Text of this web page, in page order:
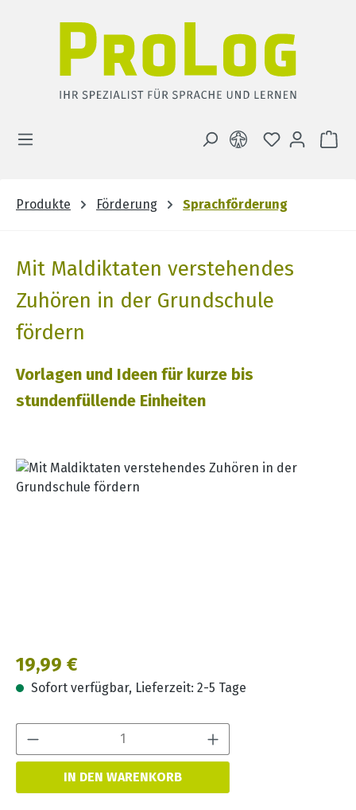
DU HAST 0
Produkte Förderung Sprachförderung
Mit Maldiktaten verstehendes
Zuhören in der Grundschule
fördern
Vorlagen und Ideen für kurze bis
stundenfüllende Einheiten
Bildergalerie überspringen
Regulärer Preis:
19,99 €
Sofort verfügbar, Lieferzeit: 2-5 Tage
IN DEN WARENKORB